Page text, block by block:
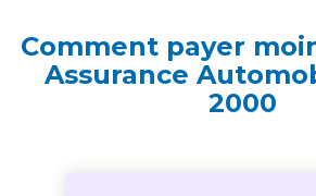
Comment payer
Assurance
2000